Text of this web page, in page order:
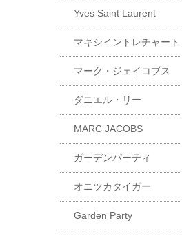
Yves Saint Laurent
マキシイントレチャート
マーク・ジェイコブス
ダニエル・リー
MARC JACOBS
ガーデンパーティ
オニツカタイガー
Garden Party